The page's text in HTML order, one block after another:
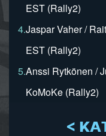
EST (Rally2)
4.Jaspar Vaher /
EST (Rally2)
5.Anssi Rytkönen /
KoMoKe (Rally2)
<